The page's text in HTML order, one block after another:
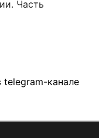
Часть
канале